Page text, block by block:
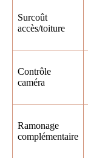
Surcoût
accès/toiture
Contrôle
caméra
Ramonage
complémentaire